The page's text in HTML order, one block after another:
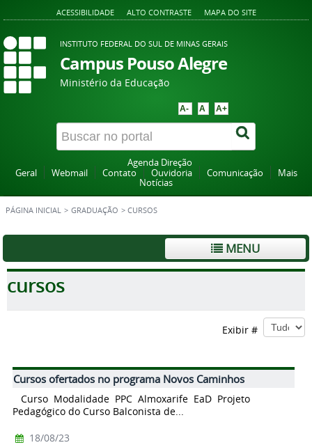
ACESSIBILIDADE ALTO CONTRASTE MAPA DO SITE
INSTITUTO FEDERAL DO SUL DE MINAS GERAIS
Campus Pouso Alegre
Ministério da Educação
A- A A+
Agenda Direção
Geral
Webmail Contato Ouvidoria Comunicação
Mais
Notícias
PÁGINA INICIAL > GRADUAÇÃO > CURSOS
MENU
cursos
Exibir #
Cursos ofertados no programa Novos Caminhos
Curso Modalidade PPC Almoxarife EaD Projeto
Pedagógico do Curso Balconista de...
18/08/23